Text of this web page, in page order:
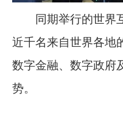
同期举行的世界互
近千名来自世界各地
数字金融、数字政府
势。